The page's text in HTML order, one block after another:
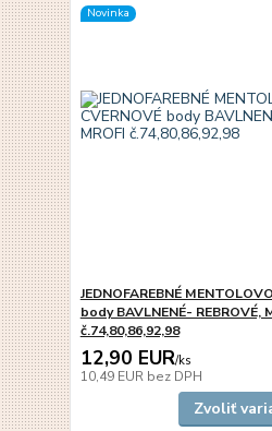
Novinka
JEDNOFAREBNÉ
body BAVLNENÉ- REBROVÉ,
č.74,80,86,92,98
12,90 EUR/ks
10,49 EUR bez DPH
Zvoliť